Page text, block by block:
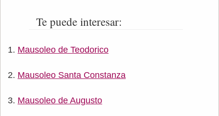
Te puede interesar:
Mausoleo de Teodorico
Mausoleo Santa Constanza
Mausoleo de Augusto